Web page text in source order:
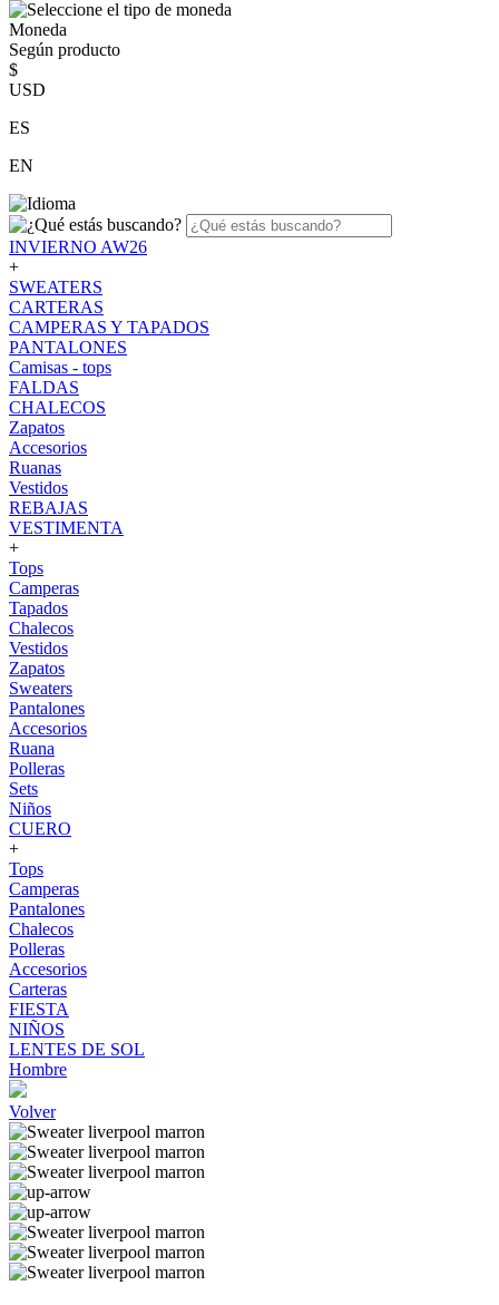
Moneda
Según producto
$
USD
ES
EN
INVIERNO AW26
+
SWEATERS
CARTERAS
CAMPERAS Y TAPADOS
PANTALONES
Camisas - tops
FALDAS
CHALECOS
Zapatos
Accesorios
Ruanas
Vestidos
REBAJAS
VESTIMENTA
+
Tops
Camperas
Tapados
Chalecos
Vestidos
Zapatos
Sweaters
Pantalones
Accesorios
Ruana
Polleras
Sets
Niños
CUERO
+
Tops
Camperas
Pantalones
Chalecos
Polleras
Accesorios
Carteras
FIESTA
NIÑOS
LENTES DE SOL
Hombre
Volver